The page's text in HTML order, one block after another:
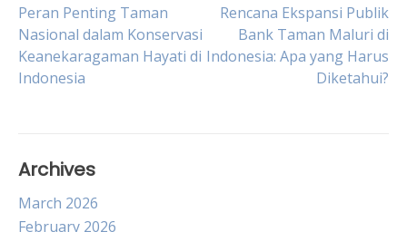
Post
navigation
Peran Penting Taman
Nasional dalam Konservasi
Keanekaragaman Hayati di
Indonesia
Rencana Ekspansi Publik
Bank Taman Maluri di
Indonesia: Apa yang Harus
Diketahui?
Archives
March 2026
February 2026